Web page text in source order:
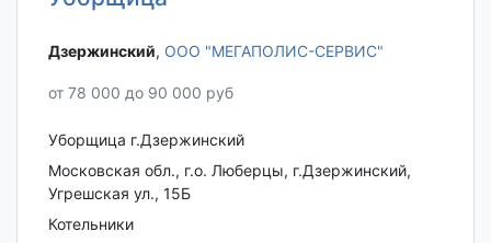
Дзержинский‎, ООО "МЕГАПОЛИС-СЕРВИС"
от 78 000 до 90 000 руб
Уборщица г.Дзержинский
Московская обл., г.о. Люберцы, г.Дзержинский,
Угрешская ул., 15Б
Котельники